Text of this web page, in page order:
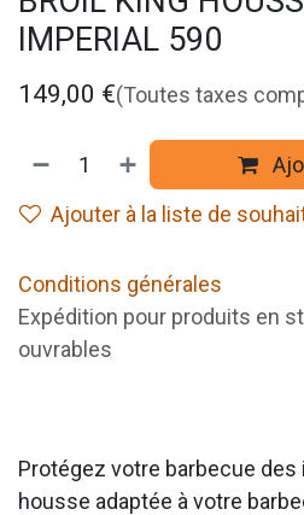
IMPERIAL 590
149,00 €(Toutes taxes
Ajouter à la liste de
Conditions générales
Expédition pour produits en
ouvrables
Protégez votre barbecue des
housse adaptée à votre